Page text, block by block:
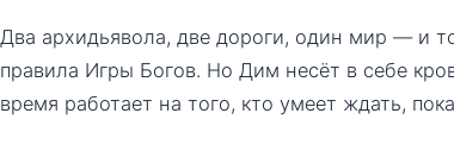
Два архидьявола, две дороги, один мир — и
правила Игры Богов. Но Дим несёт в себе
время работает на того, кто умеет ждать,